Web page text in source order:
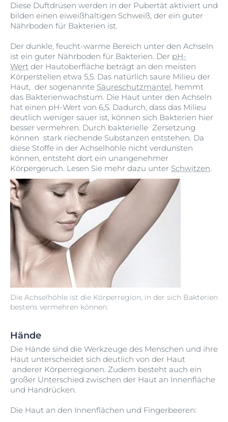
Diese Duftdrüsen werden in der Pubertät aktiviert und
bilden einen eiweißhaltigen Schweiß, der ein guter
Nährboden für Bakterien ist.
Die Achselhöhle ist die Körperregion, in der sich Bakterien
bestens vermehren können.
Der dunkle, feucht-warme Bereich unter den Achseln
ist ein guter Nährboden für Bakterien. Der pH-
Wert der Hautoberfläche beträgt an den meisten
Körperstellen etwa 5,5. Das natürlich saure Milieu der
Haut, der sogenannte Säureschutzmantel, hemmt
das Bakterienwachstum. Die Haut unter den Achseln
hat einen pH-Wert von 6,5. Dadurch, dass das Milieu
deutlich weniger sauer ist, können sich Bakterien hier
besser vermehren. Durch bakterielle Zersetzung
können stark riechende Substanzen entstehen. Da
diese Stoffe in der Achselhöhle nicht verdunsten
können, entsteht dort ein unangenehmer
Körpergeruch. Lesen Sie mehr dazu unter Schwitzen.
Hände
Die Hände sind die Werkzeuge des Menschen und ihre
Haut unterscheidet sich deutlich von der Haut
anderer Körperregionen. Zudem besteht auch ein
großer Unterschied zwischen der Haut an Innenfläche
und Handrücken.
Die Haut an den Innenflächen und Fingerbeeren: